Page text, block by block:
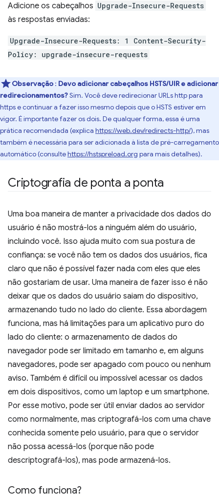
Adicione os cabeçalhos Upgrade-Insecure-Requests
às respostas enviadas:
Upgrade-Insecure-Requests: 1 Content-Security-
Policy: upgrade-insecure-requests
Observação : Devo adicionar cabeçalhos HSTS/UIR e adicionar
redirecionamentos?Sim. Você deve redirecionar URLs http para
https e continuar a fazer isso mesmo depois que o HSTS estiver em
vigor. É importante fazer os dois. De qualquer forma, essa é uma
prática recomendada (explica https://web.dev/redirects-http/), mas
também é necessária para ser adicionada à lista de pré-carregamento
automático (consultehttps://hstspreload.org para mais detalhes).
Criptografia de ponta a ponta
Uma boa maneira de manter a privacidade dos dados do
usuário é não mostrá-los a ninguém além do usuário,
incluindo você. Isso ajuda muito com sua postura de
confiança: se você não tem os dados dos usuários, fica
claro que não é possível fazer nada com eles que eles
não gostariam de usar. Uma maneira de fazer isso é não
deixar que os dados do usuário saiam do dispositivo,
armazenando tudo no lado do cliente. Essa abordagem
funciona, mas há limitações para um aplicativo puro do
lado do cliente: o armazenamento de dados do
navegador pode ser limitado em tamanho e, em alguns
navegadores, pode ser apagado com pouco ou nenhum
aviso. Também é difícil ou impossível acessar os dados
em dois dispositivos, como um laptop e um smartphone.
Por esse motivo, pode ser útil enviar dados ao servidor
como normalmente, mas criptografá-los com uma chave
conhecida somente pelo usuário, para que o servidor
não possa acessá-los (porque não pode
descriptografá-los), mas pode armazená-los.
Como funciona?